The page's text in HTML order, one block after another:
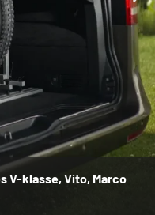
V-klasse, Vito, Marco